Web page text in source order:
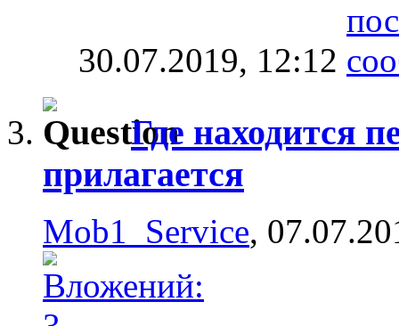
30.07.2019, 12:12
Где находится
прилагается
Mob1_Service,